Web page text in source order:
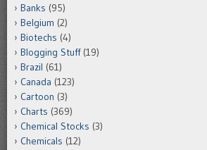
Banks (95)
Belgium (2)
Biotechs (4)
Blogging Stuff(19)
Brazil (61)
Canada (123)
Cartoon (3)
Charts (369)
Chemical Stocks (3)
Chemicals (12)